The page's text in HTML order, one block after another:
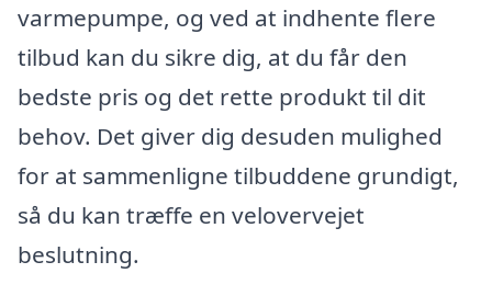
varmepumpe, og ved at indhente flere
tilbud kan du sikre dig, at du får den
bedste pris og det rette produkt til dit
behov. Det giver dig desuden mulighed
for at sammenligne tilbuddene grundigt,
så du kan træffe en velovervejet
beslutning.